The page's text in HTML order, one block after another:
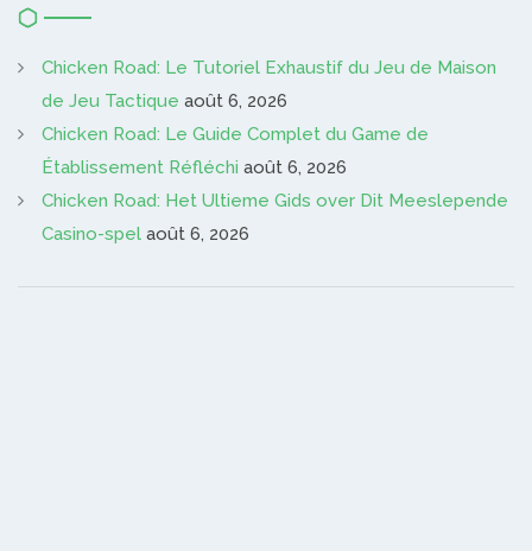
Chicken Road: Le Tutoriel Exhaustif du Jeu de Maison
de Jeu Tactique août 6, 2026
Chicken Road: Le Guide Complet du Game de
Établissement Réfléchi août 6, 2026
Chicken Road: Het Ultieme Gids over Dit Meeslepende
Casino-spel août 6, 2026